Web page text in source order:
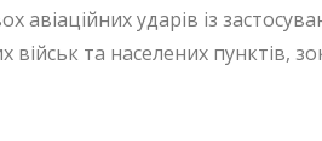
авіаційних ударів із
військ та населених пунктів,